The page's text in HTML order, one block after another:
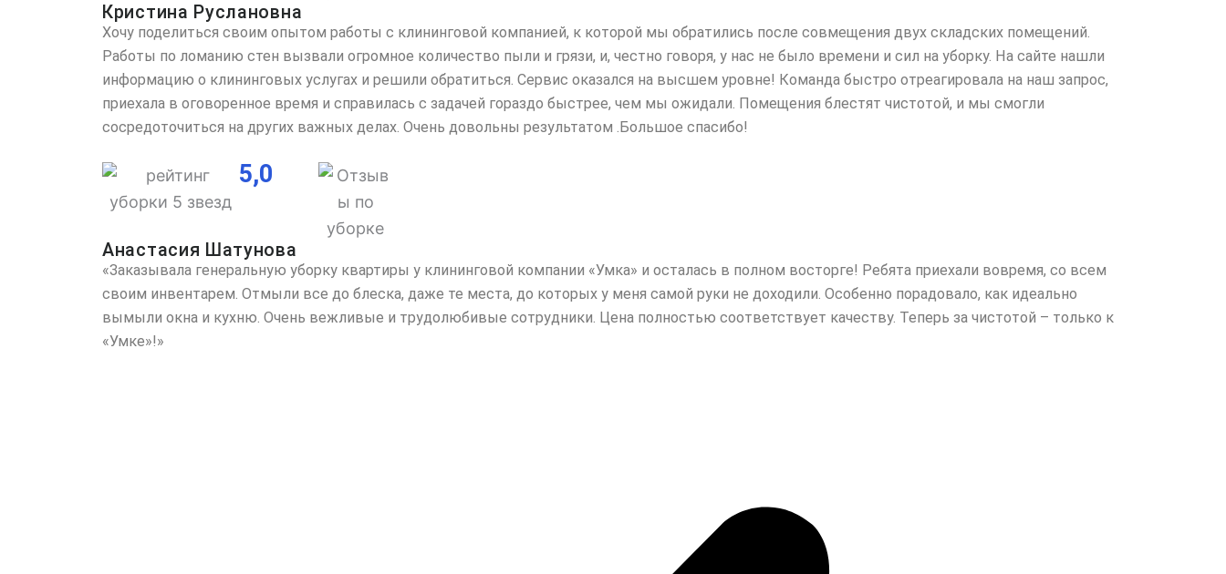
Кристина Руслановна
Хочу поделиться своим опытом работы с клининговой компанией, к которой мы обратились после совмещения двух складских помещений.
Работы по ломанию стен вызвали огромное количество пыли и грязи, и, честно говоря, у нас не было времени и сил на уборку. На сайте нашли
информацию о клининговых услугах и решили обратиться. Сервис оказался на высшем уровне! Команда быстро отреагировала на наш запрос,
приехала в оговоренное время и справилась с задачей гораздо быстрее, чем мы ожидали. Помещения блестят чистотой, и мы смогли
сосредоточиться на других важных делах. Очень довольны результатом .Большое спасибо!
5,0
Анастасия Шатунова
«Заказывала генеральную уборку квартиры у клининговой компании «Умка» и осталась в полном восторге! Ребята приехали вовремя, со всем
своим инвентарем. Отмыли все до блеска, даже те места, до которых у меня самой руки не доходили. Особенно порадовало, как идеально
вымыли окна и кухню. Очень вежливые и трудолюбивые сотрудники. Цена полностью соответствует качеству. Теперь за чистотой – только к
«Умке»!»